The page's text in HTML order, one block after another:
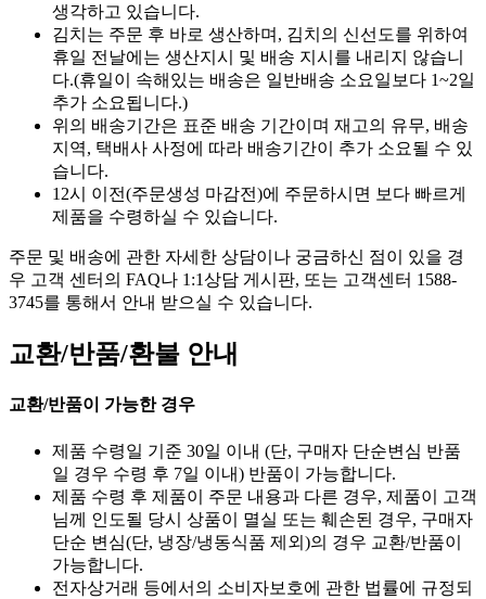
생각하고 있습니다.
김치는 주문 후 바로 생산하며, 김치의 신선도를 위하여
휴일 전날에는 생산지시 및 배송 지시를 내리지 않습니
다.(휴일이 속해있는 배송은 일반배송 소요일보다 1~2일
추가 소요됩니다.)
위의 배송기간은 표준 배송 기간이며 재고의 유무, 배송
지역, 택배사 사정에 따라 배송기간이 추가 소요될 수 있
습니다.
12시 이전(주문생성 마감전)에 주문하시면 보다 빠르게
제품을 수령하실 수 있습니다.
주문 및 배송에 관한 자세한 상담이나 궁금하신 점이 있을 경
우 고객 센터의 FAQ나 1:1상담 게시판, 또는 고객센터 1588-
3745를 통해서 안내 받으실 수 있습니다.
교환/반품/환불 안내
교환/반품이 가능한 경우
제품 수령일 기준 30일 이내 (단, 구매자 단순변심 반품
일 경우 수령 후 7일 이내) 반품이 가능합니다.
제품 수령 후 제품이 주문 내용과 다른 경우, 제품이 고객
님께 인도될 당시 상품이 멸실 또는 훼손된 경우, 구매자
단순 변심(단, 냉장/냉동식품 제외)의 경우 교환/반품이
가능합니다.
전자상거래 등에서의 소비자보호에 관한 법률에 규정되